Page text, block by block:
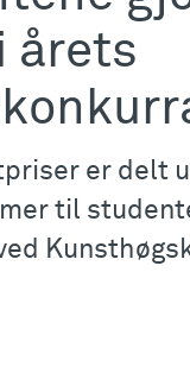
årets
er delt
til